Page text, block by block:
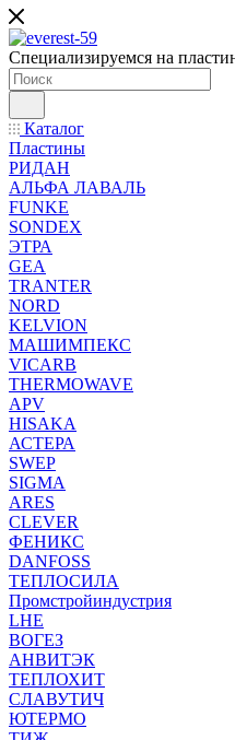
Специализируемся на
Каталог
Пластины
РИДАН
АЛЬФА ЛАВАЛЬ
FUNKE
SONDEX
ЭТРА
GEA
TRANTER
NORD
KELVION
МАШИМПЕКС
VICARB
THERMOWAVE
APV
HISAKA
АСТЕРА
SWEP
SIGMA
ARES
CLEVER
ФЕНИКС
DANFOSS
ТЕПЛОСИЛА
Промстройиндустрия
LHE
ВОГЕЗ
АНВИТЭК
ТЕПЛОХИТ
СЛАВУТИЧ
ЮТЕРМО